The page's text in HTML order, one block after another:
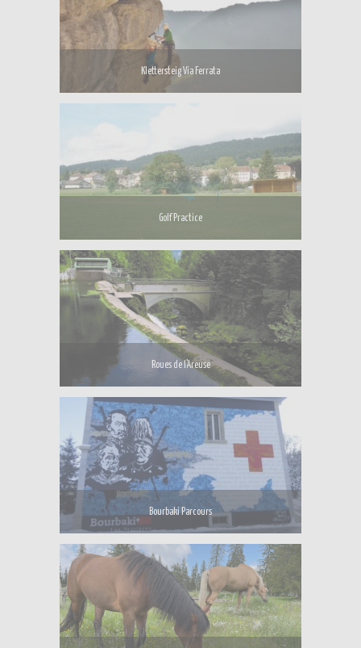
Klettersteig Via Ferrata
Golf Practice
Roues de l’Areuse
Bourbaki Parcours